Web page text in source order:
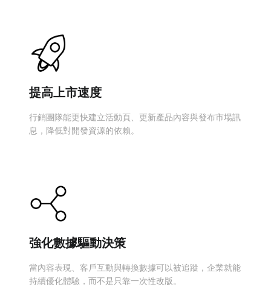
提高上市速度
行銷團隊能更快建立活動頁、更新產品內容與發布市場訊
息，降低對開發資源的依賴。
強化數據驅動決策
當內容表現、客戶互動與轉換數據可以被追蹤，企業就能
持續優化體驗，而不是只靠一次性改版。